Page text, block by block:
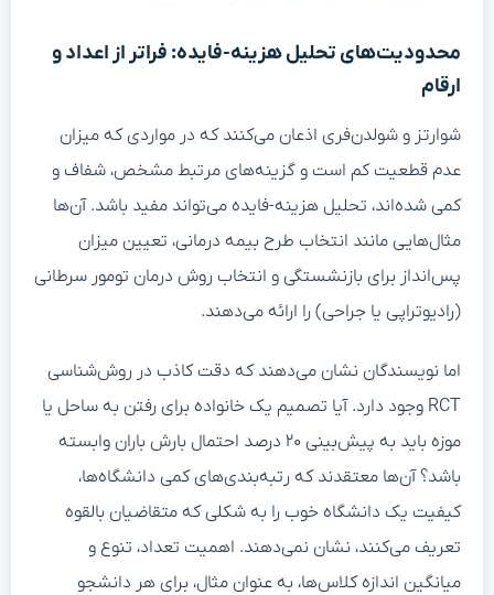
محدودیت‌های تحلیل هزینه-فایده: فراتر از اعداد و
ارقام
شوارتز و شولدن‌فری اذعان می‌کنند که در مواردی که میزان
عدم قطعیت کم است و گزینه‌های مرتبط مشخص، شفاف و
کمی شده‌اند، تحلیل هزینه-فایده می‌تواند مفید باشد. آن‌ها
مثال‌هایی مانند انتخاب طرح بیمه درمانی، تعیین میزان
پس‌انداز برای بازنشستگی و انتخاب روش درمان تومور سرطانی
(رادیوتراپی یا جراحی) را ارائه می‌دهند.
اما نویسندگان نشان می‌دهند که دقت کاذب در روش‌شناسی
RCT وجود دارد. آیا تصمیم یک خانواده برای رفتن به ساحل یا
موزه باید به پیش‌بینی ۲۰ درصد احتمال بارش باران وابسته
باشد؟ آن‌ها معتقدند که رتبه‌بندی‌های کمی دانشگاه‌ها،
کیفیت یک دانشگاه خوب را به شکلی که متقاضیان بالقوه
تعریف می‌کنند، نشان نمی‌دهند. اهمیت تعداد، تنوع و
میانگین اندازه کلاس‌ها، به عنوان مثال، برای هر دانشجو